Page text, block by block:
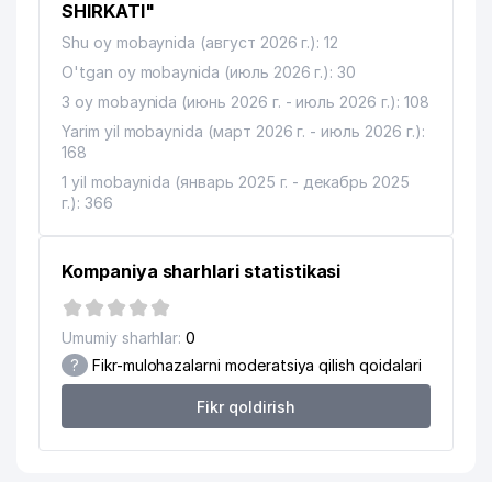
SHIRKATI"
Shu oy mobaynida (август 2026 г.): 12
O'tgan oy mobaynida (июль 2026 г.): 30
3 oy mobaynida (июнь 2026 г. - июль 2026 г.): 108
Yarim yil mobaynida (март 2026 г. - июль 2026 г.):
168
1 yil mobaynida (январь 2025 г. - декабрь 2025
г.): 366
Kompaniya sharhlari statistikasi
Umumiy sharhlar: 0
? Fikr-mulohazalarni moderatsiya qilish qoidalari
Fikr qoldirish